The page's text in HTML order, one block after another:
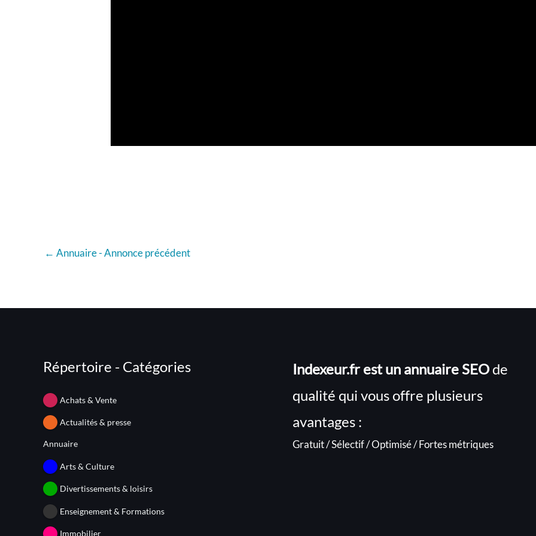
← Annuaire - Annonce précédent
Répertoire - Catégories
Achats & Vente
Actualités & presse
Annuaire
Arts & Culture
Divertissements & loisirs
Enseignement & Formations
Immobilier
Indexeur.fr est un annuaire SEOde
qualité qui vous offre plusieurs
avantages :
Gratuit / Sélectif / Optimisé / Fortes métriques